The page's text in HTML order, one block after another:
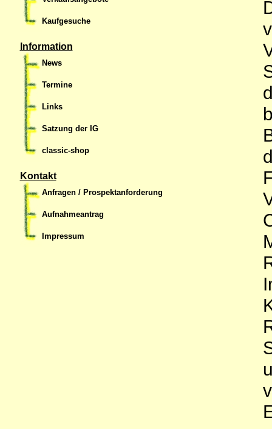
Kaufgesuche
Information
News
Termine
Links
Satzung der IG
classic-shop
Kontakt
Anfragen / Prospektanforderung
Aufnahmeantrag
Impressum